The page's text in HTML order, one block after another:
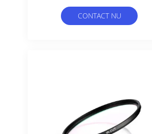
CONTACT NU